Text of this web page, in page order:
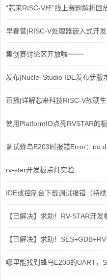
“芯来RISC-V杯”线上赛题解析回
早春营|RISC-V处理器嵌入式开发
集创赛讨论区开放啦~~~~
发布|Nuclei Studio IDE发布新版
直播|详解芯来科技RISC-V软硬
使用PlatformIO点亮RVSTAR的
调试蜂鸟E203时报错Error：no
rv-star开发板点灯实验
IDE或控制台下载调试报错（持续
【已解决】求助！RV-STAR开
【已解决】求助！
哪里能找到蜂鸟E203的UART，